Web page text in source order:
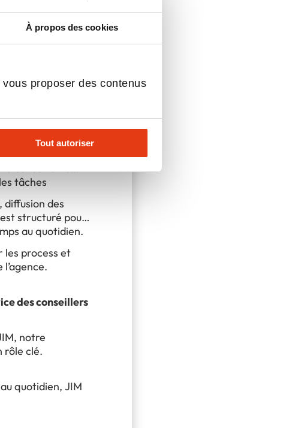
À propos des cookies
proposer des contenus
Tout autoriser
concurrentiel,
sur le terrain.
sur des outils
client.
digitales,
agences
de se
conseil et la
tâches
diffusion des
structuré pour
au quotidien.
process et
des conseillers
notre
rôle clé.
quotidien, JIM